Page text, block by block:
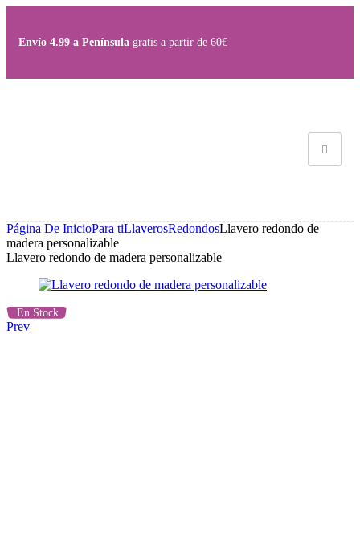
Envío 4.99 a Península gratis a partir de 60€
Página De InicioPara tiLlaverosRedondosLlavero redondo de
madera personalizable
Llavero redondo de madera personalizable
En Stock
Prev